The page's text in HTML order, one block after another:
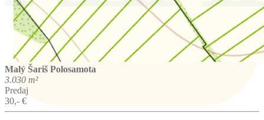
Malý Šariš Polosamota
3.030 m²
Predaj
30,- €